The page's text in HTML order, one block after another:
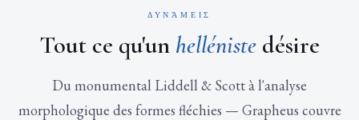
ΔΥΝΆΜΕΙΣ
Tout ce qu'un helléniste désire
Du monumental Liddell & Scott à l'analyse
morphologique des formes fléchies — Grapheus couvre